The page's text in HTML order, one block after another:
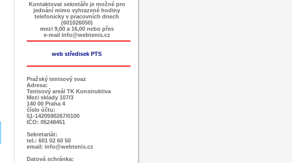
Kontaktovat sekretáře je možné pro
jednání mimo vyhrazené hodiny
telefonicky v pracovních dnech
(601026050)
mezi 9,00 a 16,00 nebo přes
e-mail info@webtenis.cz
web středisek PTS
Pražský tenisový svaz
Adresa:
Tenisový areál TK Konstruktiva
Mezi sklady 107/3
140 00 Praha 4
číslo účtu:
51-1420590267/0100
IČO: 05248451
Sekretariát:
tel.: 601 02 60 50
email: info@webtenis.cz
Datová schránka: